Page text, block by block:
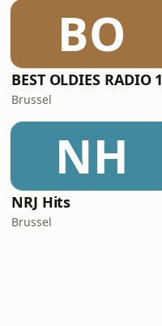
BO
BEST OLDIES RADIO 1
Brussel
NH
NRJ Hits
Brussel